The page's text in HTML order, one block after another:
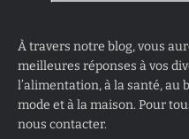
À travers notre blog, vous
meilleures réponses à vos
l’alimentation, à la santé, au
mode et à la maison. Pour
nous contacter.